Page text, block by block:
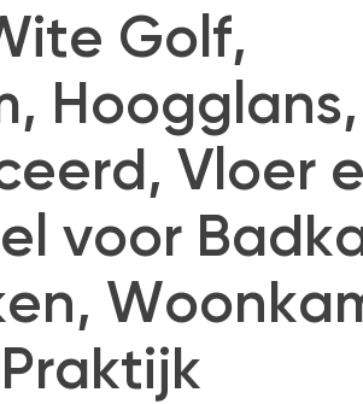
Golf,
Hoogglans,
Vloer
voor